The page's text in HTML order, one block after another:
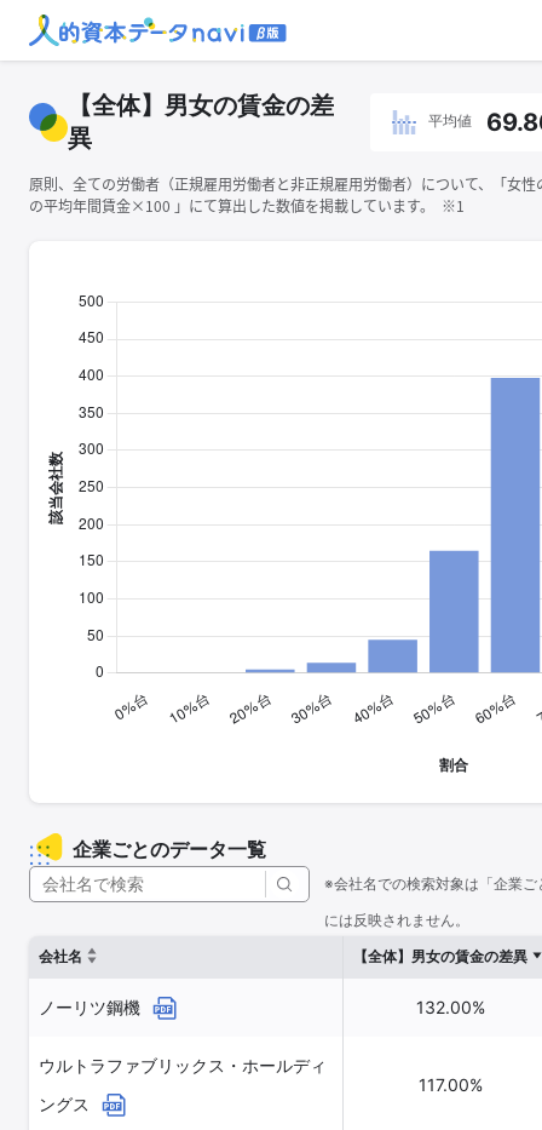
【全体】男女の賃金の差
異
平均値
原則、全ての労働者（正規雇用労働者と非正規雇用労働者）について、「女
の平均年間賃金×100 」にて算出した数値を掲載しています。 ※1
企業ごとのデータ一覧
※会社名での検索対象は「企業
には反映されません。
会社名
【全体】男女の賃金の差異
ノーリツ鋼機 132.00%
ウルトラファブリックス・ホールディ
ングス
117.00%